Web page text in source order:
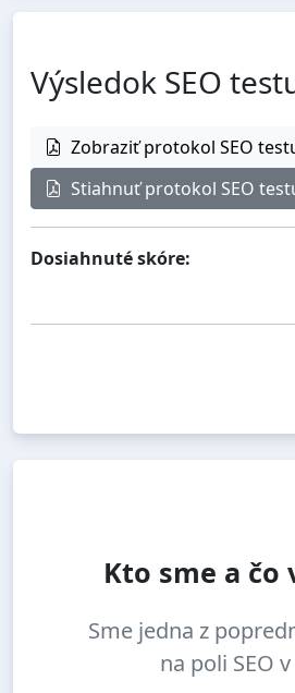
Výsledok SEO
Zobraziť protokol SEO
Stiahnuť protokol SEO
Dosiahnuté skóre:
Kto sme a čo
Sme jedna z
na poli SEO v